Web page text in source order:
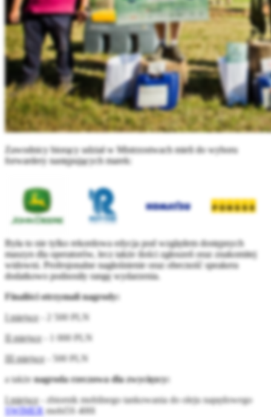
Zawodnicy biorący udział w Mistrzostwach mieli do wyboru
forwardery następujących marek:
Była to nie tylko rekordowa edycja pod względem dostępnych
maszyn dla operatorów, lecz także ilości zgłoszeń oraz znakomitej
widowni. Profesjonalne nagłośnienie oraz obecność speakera
dodatkowo podnosiły rangę wydarzenia.
Finaliści otrzymali nagrody:
I miejsce- 2 500 PLN
II miejsce- 1 000 PLN
III miejsce- 500 PLN
a takżenagroda rzeczowa dla zwycięzcy:
I miejsce- zbiornik mobilnego tankowania do oleju napędowego
SWIMERmobi5S 400l